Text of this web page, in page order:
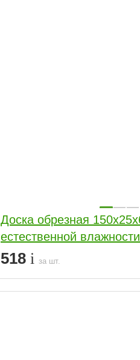
Доска обрезная
естественной
518 за шт.